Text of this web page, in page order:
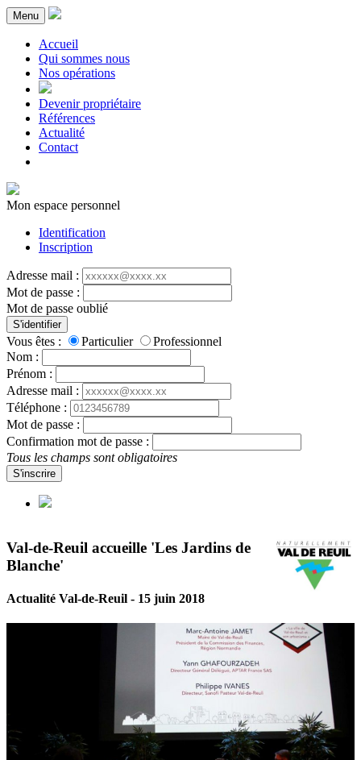
Menu
Accueil
Qui sommes nous
Nos opérations
Devenir propriétaire
Références
Actualité
Contact
Mon espace personnel
Identification
Inscription
Adresse mail :
Mot de passe :
Mot de passe oublié
S'identifier
Vous êtes : Particulier
Professionnel
Nom :
Prénom :
Adresse mail :
Téléphone :
Mot de passe :
Confirmation mot de passe :
Tous les champs sont obligatoires
S'inscrire
Val-de-Reuil accueille 'Les Jardins de
Blanche'
Actualité Val-de-Reuil - 15 juin 2018